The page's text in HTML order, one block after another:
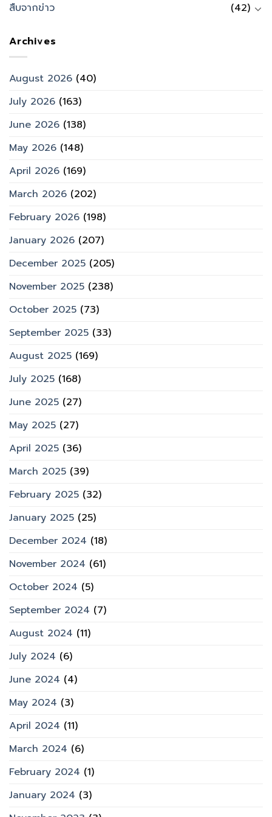
สืบจากข่าว
(42)
Archives
August 2026 (40)
July 2026 (163)
June 2026 (138)
May 2026 (148)
April 2026 (169)
March 2026 (202)
February 2026 (198)
January 2026 (207)
December 2025 (205)
November 2025 (238)
October 2025 (73)
September 2025 (33)
August 2025 (169)
July 2025 (168)
June 2025 (27)
May 2025 (27)
April 2025 (36)
March 2025 (39)
February 2025 (32)
January 2025 (25)
December 2024 (18)
November 2024 (61)
October 2024 (5)
September 2024 (7)
August 2024 (11)
July 2024 (6)
June 2024 (4)
May 2024 (3)
April 2024 (11)
March 2024 (6)
February 2024 (1)
January 2024 (3)